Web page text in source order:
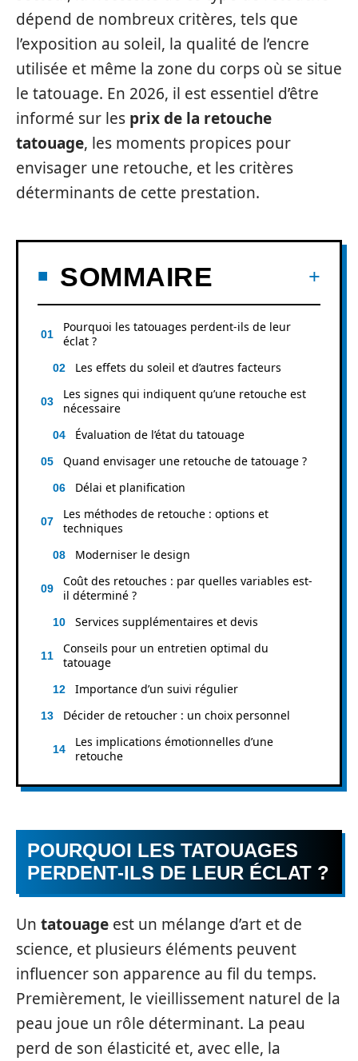
dépend de nombreux critères, tels que
l’exposition au soleil, la qualité de l’encre
utilisée et même la zone du corps où se situe
le tatouage. En 2026, il est essentiel d’être
informé sur les prix de la retouche
tatouage, les moments propices pour
envisager une retouche, et les critères
déterminants de cette prestation.
SOMMAIRE
Pourquoi les tatouages perdent-ils de leur
éclat ?
Les effets du soleil et d’autres facteurs
Les signes qui indiquent qu’une retouche est
nécessaire
Évaluation de l’état du tatouage
Quand envisager une retouche de tatouage ?
Délai et planification
Les méthodes de retouche : options et
techniques
Moderniser le design
Coût des retouches : par quelles variables est-
il déterminé ?
Services supplémentaires et devis
Conseils pour un entretien optimal du
tatouage
Importance d’un suivi régulier
Décider de retoucher : un choix personnel
Les implications émotionnelles d’une
retouche
POURQUOI LES TATOUAGES
PERDENT-ILS DE LEUR ÉCLAT ?
Un tatouage est un mélange d’art et de
science, et plusieurs éléments peuvent
influencer son apparence au fil du temps.
Premièrement, le vieillissement naturel de la
peau joue un rôle déterminant. La peau
perd de son élasticité et, avec elle, la